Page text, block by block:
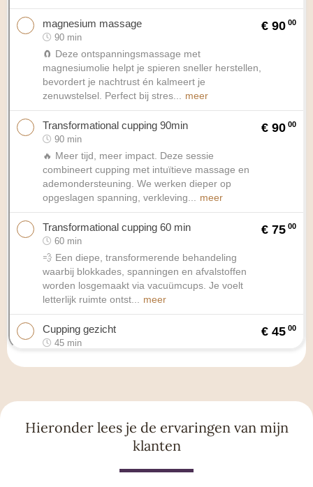
Hieronder lees je de ervaringen van mijn
klanten